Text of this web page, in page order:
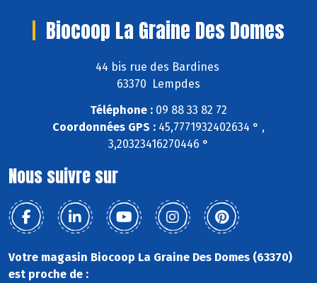
Biocoop La Graine Des Domes
44 bis rue des Bardines
63370 Lempdes
Téléphone : 09 88 33 82 72
Coordonnées GPS : 45,7771932402634 ° ,
3,20323416270446 °
Nous suivre sur
Votre magasin Biocoop La Graine Des Domes (63370)
est proche de :